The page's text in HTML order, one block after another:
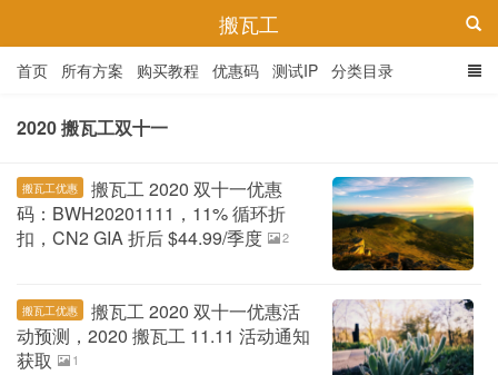
搬瓦工
首页 所有方案 购买教程 优惠码 测试IP 分类目录
2020 搬瓦工双十一
搬瓦工优惠
搬瓦工 2020 双十一优惠
码：BWH20201111，11% 循环折
扣，CN2 GIA 折后 $44.99/季度
2
搬瓦工优惠
搬瓦工 2020 双十一优惠活
动预测，2020 搬瓦工 11.11 活动通知
获取
1